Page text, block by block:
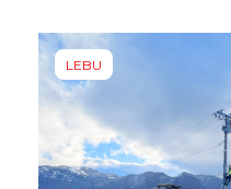
LEBU